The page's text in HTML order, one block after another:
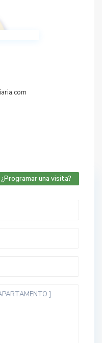
¿Programar una visita?